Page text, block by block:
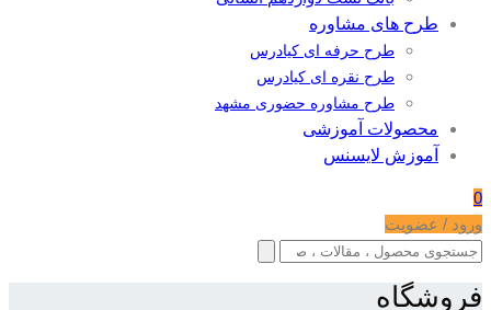
طرح های مشاوره
طرح حرفه ای کیادرس
طرح نقره ای کیادرس
طرح مشاوره حضوری مشهد
محصولات آموزشی
آموزش لایسنس
0
ورود / عضویت
فروشگاه